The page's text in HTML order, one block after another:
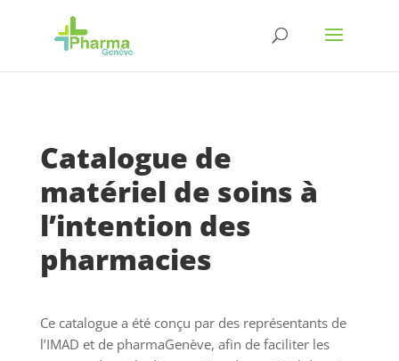
Catalogue de
matériel de soins à
l’intention des
pharmacies
Ce catalogue a été conçu par des représentants de
l’IMAD et de pharmaGenève, afin de faciliter les